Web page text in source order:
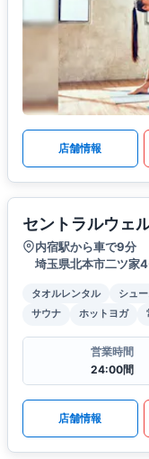
店舗情報
セントラルウェ
内宿駅から車で9分
埼玉県北本市二ツ家
タオルレンタル シュ
サウナ
ホットヨガ
営業時間
24:00間
店舗情報